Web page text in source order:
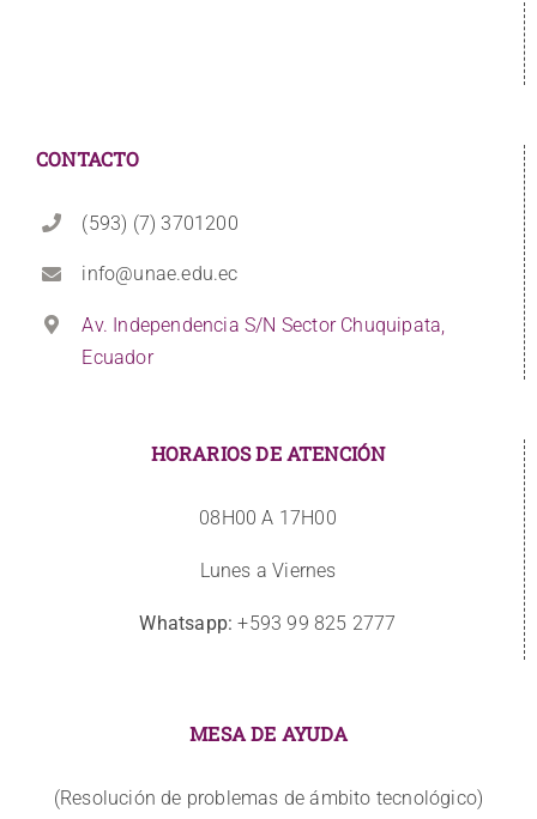
CONTACTO
(593) (7) 3701200
info@unae.edu.ec
Av. Independencia S/N Sector Chuquipata,
Ecuador
HORARIOS DE ATENCIÓN
08H00 A 17H00
Lunes a Viernes
Whatsapp: +593 99 825 2777
MESA DE AYUDA
(Resolución de problemas de ámbito tecnológico)